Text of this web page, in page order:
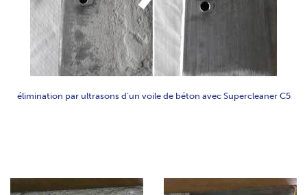
élimination par ultrasons d’un voile de béton avec Supercleaner C5